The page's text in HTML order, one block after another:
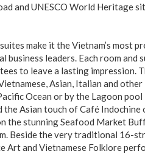
and UNESCO World Heritage
make it the Vietnam’s most
leaders. Each room
to leave a lasting impression.
Asian, Italian and other
Ocean or by the Lagoon
Asian touch of Café Indochine
the stunning Seafood Market
Beside the very traditional 16-
Art and Vietnamese Folklore